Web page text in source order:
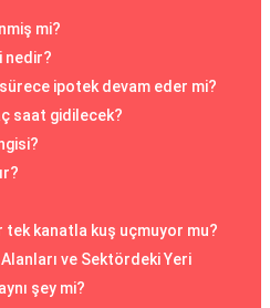
mi?
nedir?
ipotek devam eder mi?
saat gidilecek?
kanatla kuş uçmuyor mu?
ve Sektördeki Yeri
şey mi?